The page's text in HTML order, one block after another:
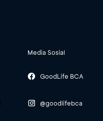
Media Sosial
GoodLife BCA
@goodlifebca